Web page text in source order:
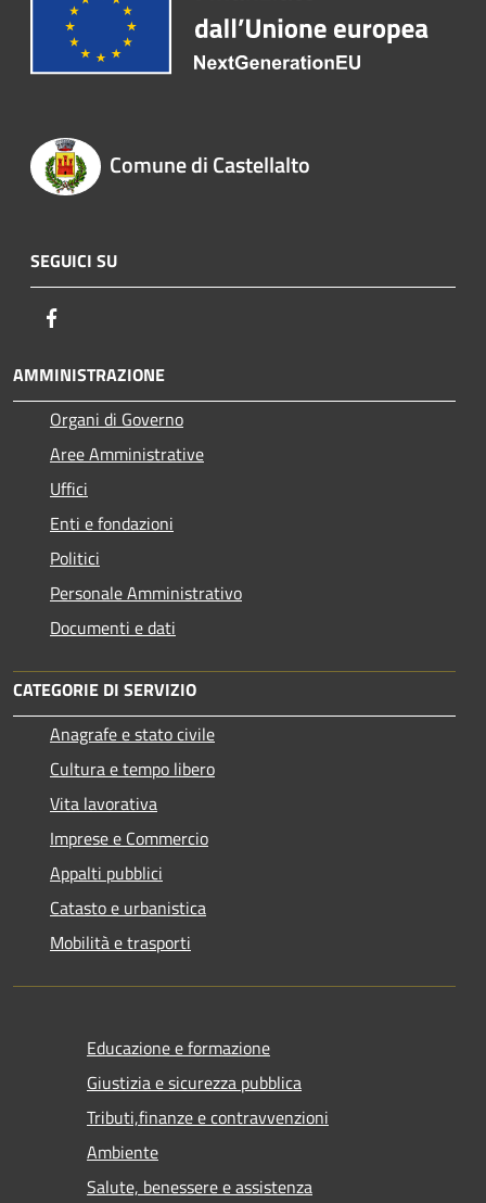
Comune di Castellalto
SEGUICI SU
AMMINISTRAZIONE
Organi di Governo
Aree Amministrative
Uffici
Enti e fondazioni
Politici
Personale Amministrativo
Documenti e dati
CATEGORIE DI SERVIZIO
Anagrafe e stato civile
Cultura e tempo libero
Vita lavorativa
Imprese e Commercio
Appalti pubblici
Catasto e urbanistica
Mobilità e trasporti
Educazione e formazione
Giustizia e sicurezza pubblica
Tributi,finanze e contravvenzioni
Ambiente
Salute, benessere e assistenza